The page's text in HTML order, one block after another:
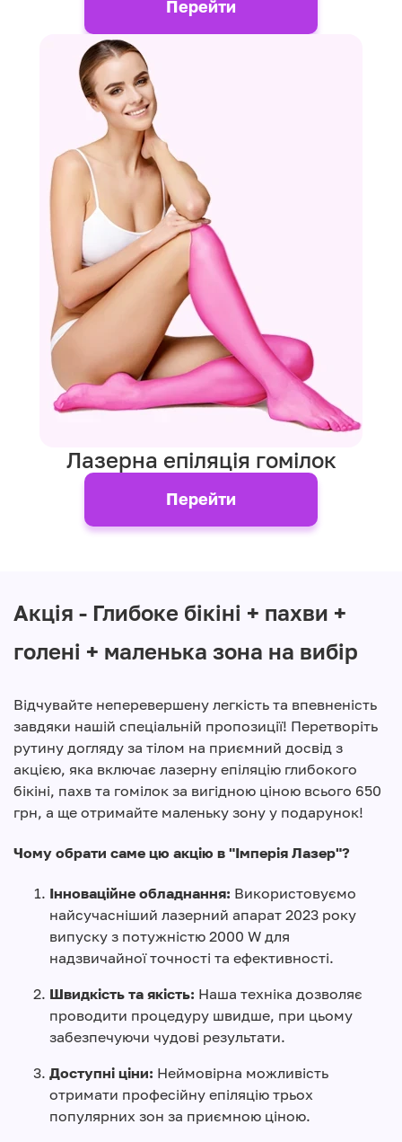
Перейти
Лазерна епіляція гомілок
Перейти
Акція - Глибоке бікіні + пахви +
голені + маленька зона на вибір
Відчувайте неперевершену легкість та впевненість
завдяки нашій спеціальній пропозиції! Перетворіть
рутину догляду за тілом на приємний досвід з
акцією, яка включає лазерну епіляцію глибокого
бікіні, пахв та гомілок за вигідною ціною всього 650
грн, а ще отримайте маленьку зону у подарунок!
Чому обрати саме цю акцію в "Імперія Лазер"?
Інноваційне обладнання: Використовуємо
найсучасніший лазерний апарат 2023 року
випуску з потужністю 2000 W для
надзвичайної точності та ефективності.
Швидкість та якість: Наша техніка дозволяє
проводити процедуру швидше, при цьому
забезпечуючи чудові результати.
Доступні ціни: Неймовірна можливість
отримати професійну епіляцію трьох
популярних зон за приємною ціною.